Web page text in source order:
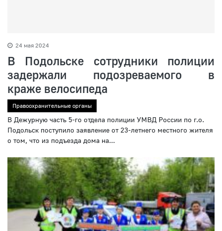
24 мая 2024
В Подольске сотрудники полиции
задержали подозреваемого в
краже велосипеда
Правоохранительные органы
В Дежурную часть 5-го отдела полиции УМВД России по г.о.
Подольск поступило заявление от 23-летнего местного жителя
о том, что из подъезда дома на...